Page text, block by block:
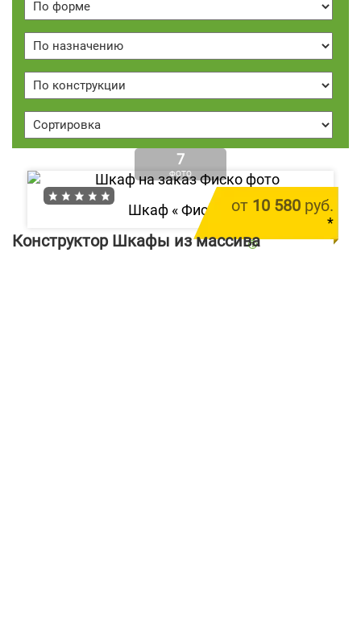
7
ФОТО
от 10 580 руб.
*
Шкаф «Фиско »
Конструктор Шкафы из массива